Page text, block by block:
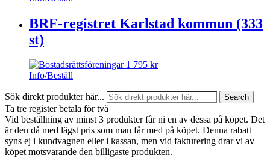
BRF-registret Karlstad kommun (333
st)
1 795 kr
Info/Beställ
Sök direkt produkter här... Search
Ta tre register betala för två
Vid beställning av minst 3 produkter får ni en av dessa på köpet. Det
är den då med lägst pris som man får med på köpet. Denna rabatt
syns ej i kundvagnen eller i kassan, men vid fakturering drar vi av
köpet motsvarande den billigaste produkten.